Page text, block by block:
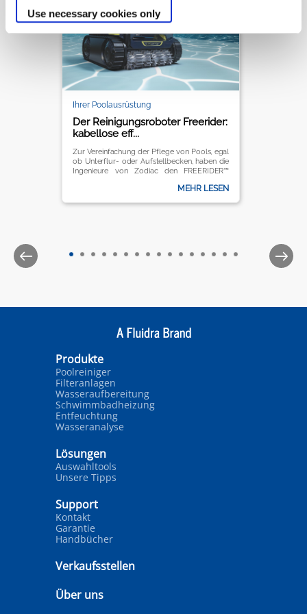
Use necessary cookies only
Ihrer Poolausrüstung
Der Reinigungsroboter Freerider:
kabellose eff...
Zur Vereinfachung der Pflege von Pools, egal
ob Unterflur- oder Aufstellbecken, haben die
Ingenieure von Zodiac den FREERIDER™
MEHR LESEN
Produkte
Poolreiniger
Filteranlagen
Wasseraufbereitung
Schwimmbadheizung
Entfeuchtung
Wasseranalyse
Lösungen
Auswahltools
Unsere Tipps
Support
Kontakt
Garantie
Handbücher
Verkaufsstellen
Über uns